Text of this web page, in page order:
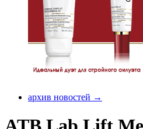
архив новостей →